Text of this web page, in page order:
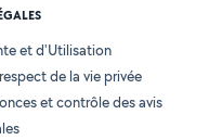
et d'Utilisation
de la vie privée
et contrôle des avis